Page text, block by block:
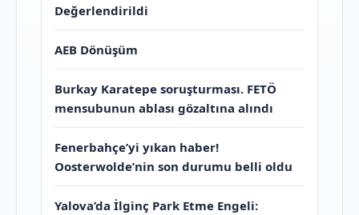
Değerlendirildi
AEB Dönüşüm
Burkay Karatepe soruşturması. FETÖ
mensubunun ablası gözaltına alındı
Fenerbahçe’yi yıkan haber!
Oosterwolde’nin son durumu belli oldu
Yalova’da İlginç Park Etme Engeli: